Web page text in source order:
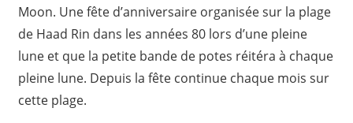
Moon. Une fête d’anniversaire organisée sur la plage
de Haad Rin dans les années 80 lors d’une pleine
lune et que la petite bande de potes réitéra à chaque
pleine lune. Depuis la fête continue chaque mois sur
cette plage.